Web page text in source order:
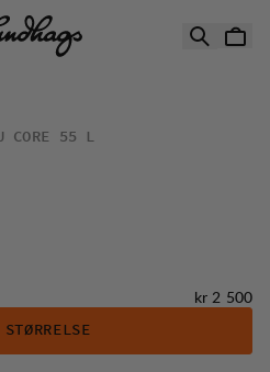
CORE 55 L
Pris:
kr 2 500